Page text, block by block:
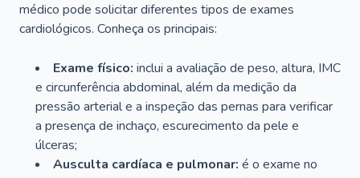
médico pode solicitar diferentes tipos de exames
cardiológicos. Conheça os principais:
Exame físico: inclui a avaliação de peso, altura, IMC
e circunferência abdominal, além da medição da
pressão arterial e a inspeção das pernas para verificar
a presença de inchaço, escurecimento da pele e
úlceras;
Ausculta cardíaca e pulmonar: é o exame no